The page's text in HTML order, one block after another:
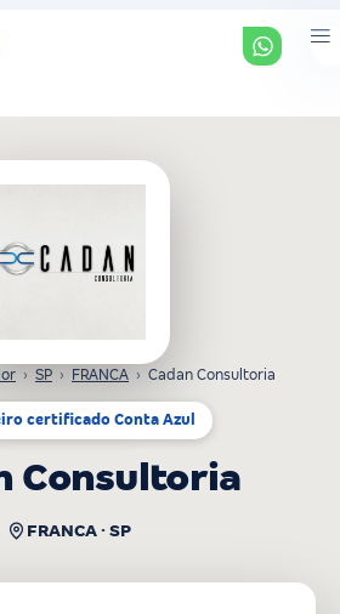
› SP › FRANCA › Cadan Consultoria
certificado Conta Azul
Consultoria
FRANCA · SP